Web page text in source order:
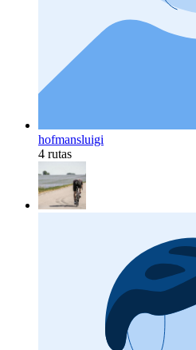
hofmansluigi
4 rutas